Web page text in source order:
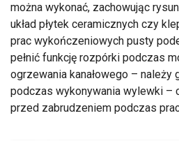
można wykonać, zachowując
układ płytek ceramicznych czy
prac wykończeniowych pusty
pełnić funkcję rozpórki podczas
ogrzewania kanałowego –
podczas wykonywania wylewki –
przed zabrudzeniem podczas